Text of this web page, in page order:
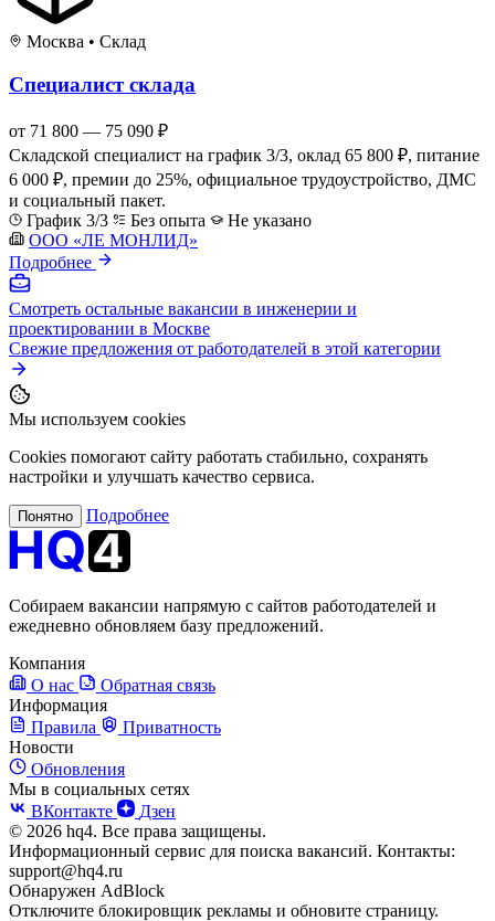
Москва • Склад
Специалист склада
от 71 800 — 75 090 ₽
Складской специалист на график 3/3, оклад 65 800 ₽, питание
6 000 ₽, премии до 25%, официальное трудоустройство, ДМС
и социальный пакет.
График 3/3
Без опыта
Не указано
ООО «ЛЕ МОНЛИД»
Подробнее
Смотреть остальные вакансии в инженерии и
проектировании в Москве
Свежие предложения от работодателей в этой категории
Мы используем cookies
Cookies помогают сайту работать стабильно, сохранять
настройки и улучшать качество сервиса.
Понятно Подробнее
Собираем вакансии напрямую с сайтов работодателей и
ежедневно обновляем базу предложений.
Компания
О нас
Обратная связь
Информация
Правила
Приватность
Новости
Обновления
Мы в социальных сетях
ВКонтакте
Дзен
© 2026 hq4. Все права защищены.
Информационный сервис для поиска вакансий. Контакты:
support@hq4.ru
Обнаружен AdBlock
Отключите блокировщик рекламы и обновите страницу.